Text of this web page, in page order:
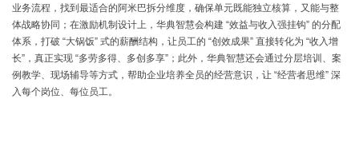
业务流程，找到最适合的阿米巴拆分维度，确保单元既能独立核算，又能与整
体战略协同；在激励机制设计上，华典智慧会构建 “效益与收入强挂钩” 的分配
体系，打破 “大锅饭” 式的薪酬结构，让员工的 “创效成果” 直接转化为 “收入增
长” ，真正实现 “多劳多得、多创多享” ；此外，华典智慧还会通过分层培训、案
例教学、现场辅导等方式，帮助企业培养全员的经营意识，让 “经营者思维” 深
入每个岗位、每位员工。